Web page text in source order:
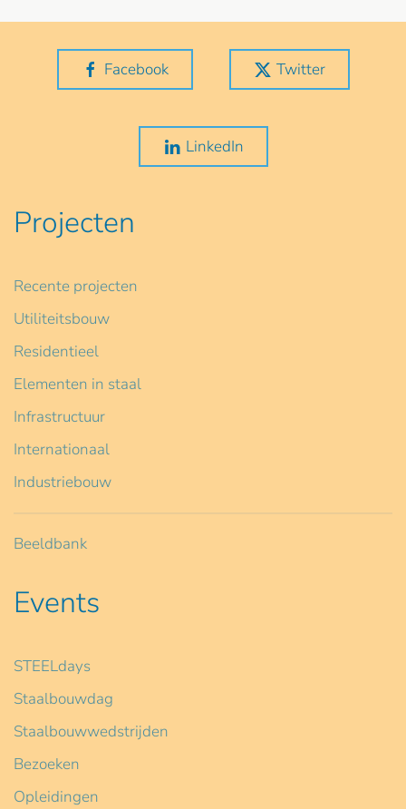
Facebook Twitter
LinkedIn
Projecten
Recente projecten
Utiliteitsbouw
Residentieel
Elementen in staal
Infrastructuur
Internationaal
Industriebouw
Beeldbank
Events
STEELdays
Staalbouwdag
Staalbouwwedstrijden
Bezoeken
Opleidingen